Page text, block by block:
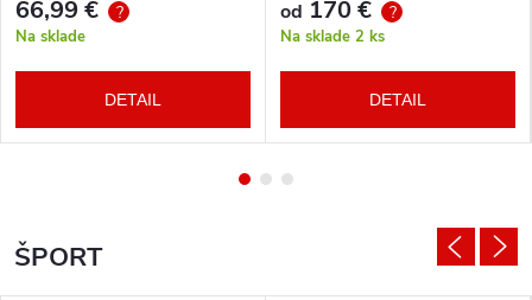
66,99 € ?
Na sklade
DETAIL
od 170 € ?
Na sklade 2 ks
DETAIL
ŠPORT